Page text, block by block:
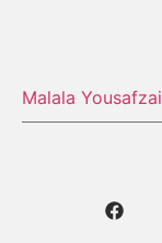
Malala Yousafzai